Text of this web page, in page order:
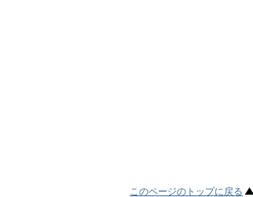
このページのトップに戻る